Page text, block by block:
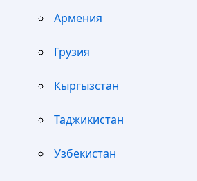
Армения
Грузия
Кыргызстан
Таджикистан
Узбекистан